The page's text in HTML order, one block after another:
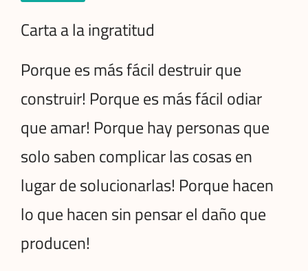
Carta a la ingratitud
Porque es más fácil destruir que
construir! Porque es más fácil odiar
que amar! Porque hay personas que
solo saben complicar las cosas en
lugar de solucionarlas! Porque hacen
lo que hacen sin pensar el daño que
producen!